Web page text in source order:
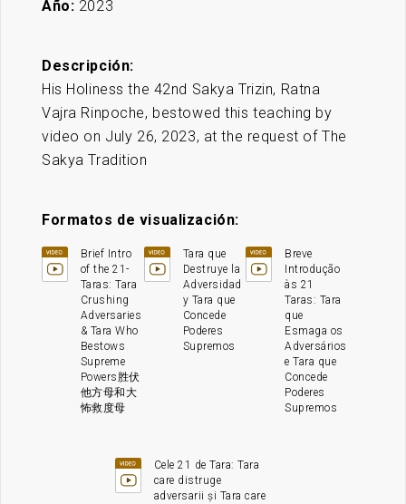
Año: 2023
Descripción:
His Holiness the 42nd Sakya Trizin, Ratna
Vajra Rinpoche, bestowed this teaching by
video on July 26, 2023, at the request of The
Sakya Tradition
Formatos de visualización:
Brief Intro
of the 21-
Taras: Tara
Crushing
Adversaries
& Tara Who
Bestows
Supreme
Powers胜伏
他方母和大
怖救度母
Tara que
Destruye la
Adversidad
y Tara que
Concede
Poderes
Supremos
Breve
Introdução
às 21
Taras: Tara
que
Esmaga os
Adversários
e Tara que
Concede
Poderes
Supremos
Cele 21 de Tara: Tara
care distruge
adversarii și Tara care